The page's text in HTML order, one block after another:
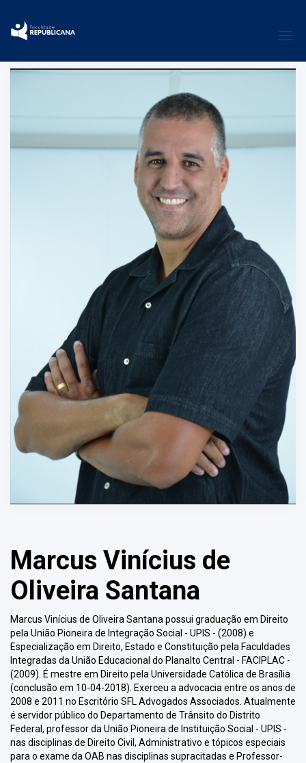
Marcus Vinícius de
Oliveira Santana
Marcus Vinícius de Oliveira Santana possui graduação em Direito
pela União Pioneira de Integração Social - UPIS - (2008) e
Especialização em Direito, Estado e Constituição pela Faculdades
Integradas da União Educacional do Planalto Central - FACIPLAC -
(2009). É mestre em Direito pela Universidade Católica de Brasília
(conclusão em 10-04-2018). Exerceu a advocacia entre os anos de
2008 e 2011 no Escritório SFL Advogados Associados. Atualmente
é servidor público do Departamento de Trânsito do Distrito
Federal, professor da União Pioneira de Instituição Social - UPIS -
nas disciplinas de Direito Civil, Administrativo e tópicos especiais
para o exame da OAB nas disciplinas supracitadas e Professor-